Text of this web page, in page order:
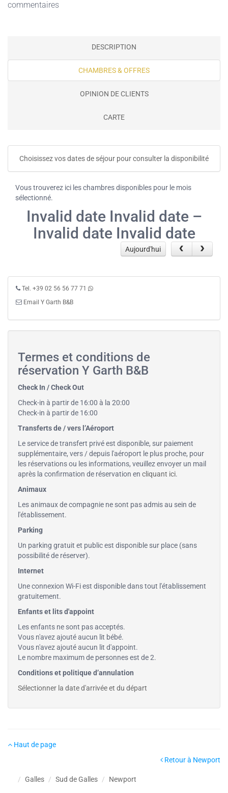
commentaires
DESCRIPTION
CHAMBRES & OFFRES
OPINION DE CLIENTS
CARTE
Choisissez vos dates de séjour pour consulter la disponibilité
Vous trouverez ici les chambres disponibles pour le mois
sélectionné.
Invalid date Invalid date –
Invalid date Invalid date
Aujourd'hui
Tel. +39 02 56 56 77 71
Email Y Garth B&B
Termes et conditions de
réservation Y Garth B&B
Check In / Check Out
Check-in à partir de 16:00 à la 20:00
Check-in à partir de 16:00
Transferts de / vers l’Aéroport
Le service de transfert privé est disponible, sur paiement
supplémentaire, vers / depuis l'aéroport le plus proche, pour
les réservations ou les informations, veuillez envoyer un mail
après la confirmation de réservation en cliquant ici.
Animaux
Les animaux de compagnie ne sont pas admis au sein de
l'établissement.
Parking
Un parking gratuit et public est disponible sur place (sans
possibilité de réserver).
Internet
Une connexion Wi-Fi est disponible dans tout l'établissement
gratuitement.
Enfants et lits d'appoint
Les enfants ne sont pas acceptés.
Vous n'avez ajouté aucun lit bébé.
Vous n'avez ajouté aucun lit d'appoint.
Le nombre maximum de personnes est de 2.
Conditions et politique d’annulation
Sélectionner la date d'arrivée et du départ
Haut de page
Retour à Newport
Galles Sud de Galles Newport